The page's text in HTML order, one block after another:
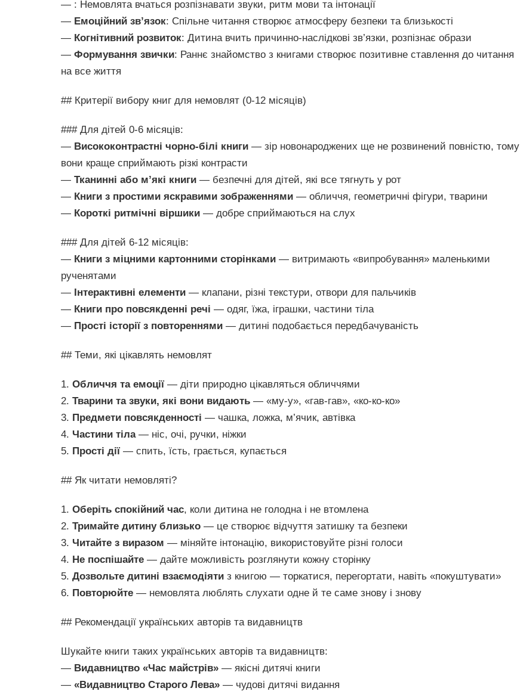
— : Немовлята вчаться розпізнавати звуки, ритм мови та інтонації
— Емоційний зв’язок: Спільне читання створює атмосферу безпеки та близькості
— Когнітивний розвиток: Дитина вчить причинно-наслідкові зв’язки, розпізнає образи
— Формування звички: Раннє знайомство з книгами створює позитивне ставлення до читання
на все життя
## Критерії вибору книг для немовлят (0-12 місяців)
### Для дітей 0-6 місяців:
— Висококонтрастні чорно-білі книги — зір новонароджених ще не розвинений повністю, тому
вони краще сприймають різкі контрасти
— Тканинні або м’які книги — безпечні для дітей, які все тягнуть у рот
— Книги з простими яскравими зображеннями — обличчя, геометричні фігури, тварини
— Короткі ритмічні віршики — добре сприймаються на слух
### Для дітей 6-12 місяців:
— Книги з міцними картонними сторінками — витримають «випробування» маленькими
рученятами
— Інтерактивні елементи — клапани, різні текстури, отвори для пальчиків
— Книги про повсякденні речі — одяг, їжа, іграшки, частини тіла
— Прості історії з повтореннями — дитині подобається передбачуваність
## Теми, які цікавлять немовлят
1. Обличчя та емоції — діти природно цікавляться обличчями
2. Тварини та звуки, які вони видають — «му-у», «гав-гав», «ко-ко-ко»
3. Предмети повсякденності — чашка, ложка, м’ячик, автівка
4. Частини тіла— ніс, очі, ручки, ніжки
5. Прості дії — спить, їсть, грається, купається
## Як читати немовляті?
1. Оберіть спокійний час, коли дитина не голодна і не втомлена
2. Тримайте дитину близько — це створює відчуття затишку та безпеки
3. Читайте з виразом — міняйте інтонацію, використовуйте різні голоси
4. Не поспішайте — дайте можливість розглянути кожну сторінку
5. Дозвольте дитині взаємодіяти з книгою — торкатися, перегортати, навіть «покуштувати»
6. Повторюйте — немовлята люблять слухати одне й те саме знову і знову
## Рекомендації українських авторів та видавництв
Шукайте книги таких українських авторів та видавництв:
— Видавництво «Час майстрів» — якісні дитячі книги
— «Видавництво Старого Лева» — чудові дитячі видання